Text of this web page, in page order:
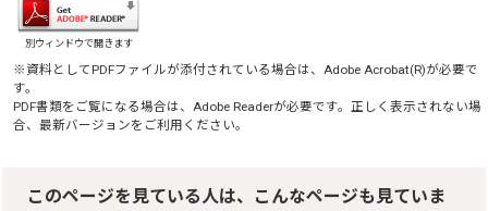
別ウィンドウで開きます
※資料としてPDFファイルが添付されている場合は、Adobe Acrobat(R)が必要で
す。
PDF書類をご覧になる場合は、Adobe Readerが必要です。正しく表示されない場
合、最新バージョンをご利用ください。
このページを見ている人は、こんなページも見ていま